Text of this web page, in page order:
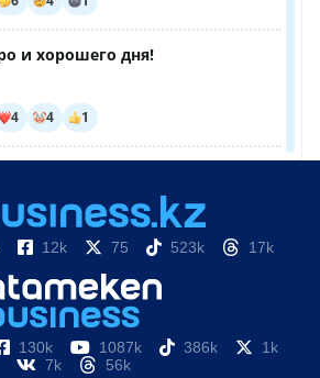
12k 75 523k 17k
130k 1087k 386k
1k
7k
56k